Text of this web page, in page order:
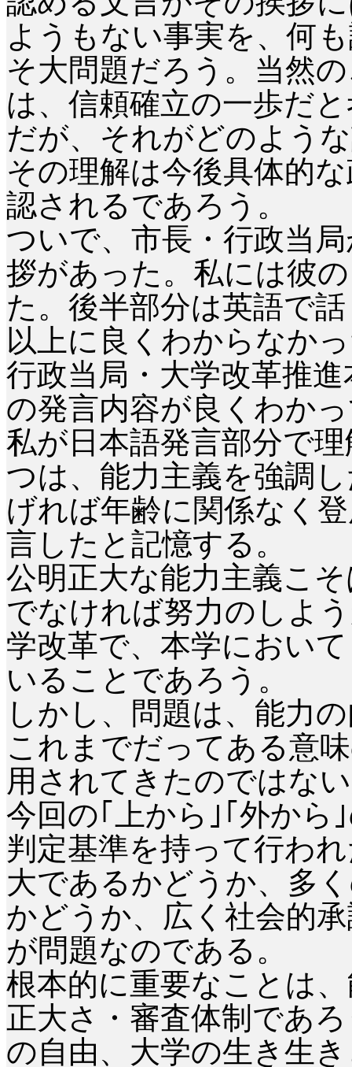
ようもない事実を、何
そ大問題だろう。当然
は、信頼確立の一歩だ
だが、それがどのよう
その理解は今後具体的
認されるであろう。
ついで、市長・行政当
拶があった。私には彼
た。後半部分は英語で
以上に良くわからなか
行政当局・大学改革推
の発言内容が良くわか
私が日本語発言部分で
つは、能力主義を強調
げれば年齢に関係なく
言したと記憶する。
公明正大な能力主義こ
でなければ努力のしよ
学改革で、本学におい
いることであろう。
しかし、問題は、能力
これまでだってある意
用されてきたのではな
今回の｢上から｣｢外から
判定基準を持って行わ
大であるかどうか、多
かどうか、広く社会的
が問題なのである。
根本的に重要なことは
正大さ・審査体制であ
の自由、大学の生き生